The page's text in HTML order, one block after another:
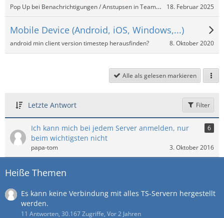
Pop Up bei Benachrichtigungen / Anstupsen in TeamSpeak 3? 18. Februar 2025
Mobile Device (Android, iOS, Windows,...)
android min client version timestep herausfinden? 8. Oktober 2020
Alle als gelesen markieren
Letzte Antwort Filter
Ich kann mich bei jedem Server anmelden, nur
beim wichtigsten nicht
6
papa-tom 3. Oktober 2016
Heiße Themen
Es kann keine Verbindung mit alles TS-Servern hergestellt
werden.
11 Antworten, 30.167 Zugriffe, Vor 2 Jahren